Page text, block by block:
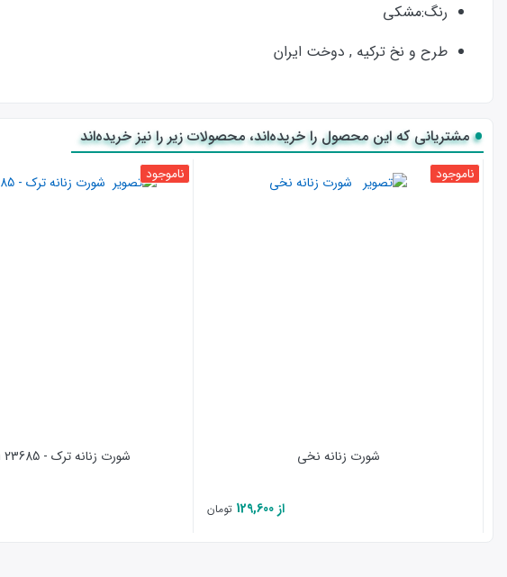
رنگ:مشکی
طرح و نخ ترکیه , دوخت ایران
مشتریانی که این محصول را خریده‌اند، محصولات زیر را نیز خریده‌اند
ناموجود
شورت زنانه نخی
از 129,600 تومان
ناموجود
شورت زنانه ترک - 23685 ozkan